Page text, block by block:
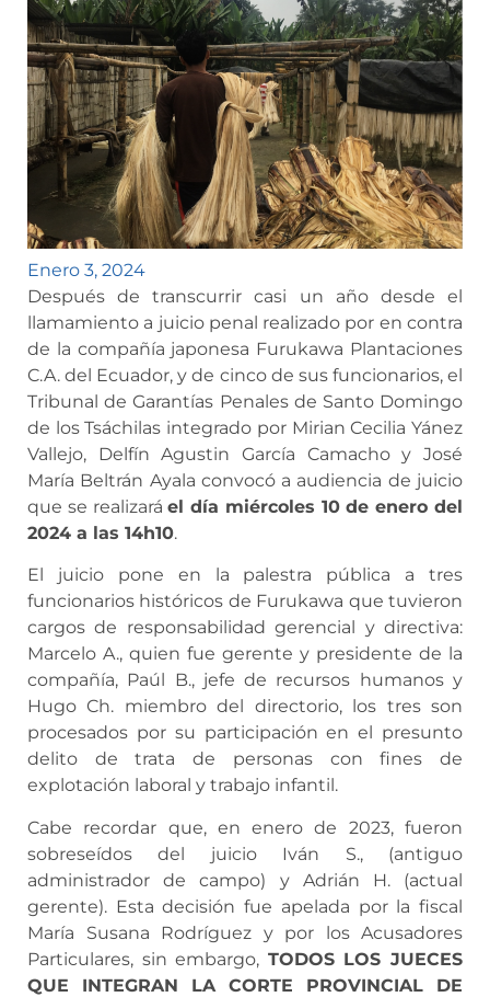
Enero 3, 2024
Después de transcurrir casi un año desde el
llamamiento a juicio penal realizado por en contra
de la compañía japonesa Furukawa Plantaciones
C.A. del Ecuador, y de cinco de sus funcionarios, el
Tribunal de Garantías Penales de Santo Domingo
de los Tsáchilas integrado por Mirian Cecilia Yánez
Vallejo, Delfín Agustin García Camacho y José
María Beltrán Ayala convocó a audiencia de juicio
que se realizaráel día miércoles 10 de enero del
2024 a las 14h10.
El juicio pone en la palestra pública a tres
funcionarios históricos de Furukawa que tuvieron
cargos de responsabilidad gerencial y directiva:
Marcelo A., quien fue gerente y presidente de la
compañía, Paúl B., jefe de recursos humanos y
Hugo Ch. miembro del directorio, los tres son
procesados por su participación en el presunto
delito de trata de personas con fines de
explotación laboral y trabajo infantil.
Cabe recordar que, en enero de 2023, fueron
sobreseídos del juicio Iván S., (antiguo
administrador de campo) y Adrián H. (actual
gerente). Esta decisión fue apelada por la fiscal
María Susana Rodríguez y por los Acusadores
Particulares, sin embargo, TODOS LOS JUECES
QUE INTEGRAN LA CORTE PROVINCIAL DE